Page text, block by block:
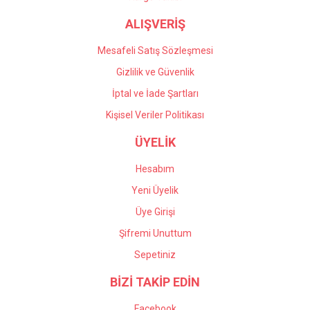
ALIŞVERİŞ
Mesafeli Satış Sözleşmesi
Gizlilik ve Güvenlik
İptal ve İade Şartları
Kişisel Veriler Politikası
ÜYELİK
Hesabım
Yeni Üyelik
Üye Girişi
Şifremi Unuttum
Sepetiniz
BİZİ TAKİP EDİN